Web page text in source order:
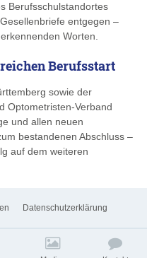
Berufsschulstandortes
entgegen –
Worten.
Berufsstart
sowie der
Optometristen-Verband
und allen neuen
bestandenen Abschluss –
auf dem weiteren
Datenschutzerklärung